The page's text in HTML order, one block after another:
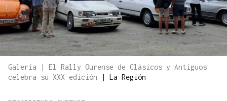
Galería | El Rally Ourense de Clásicos y Antiguos
celebra su XXX edición
| La Región